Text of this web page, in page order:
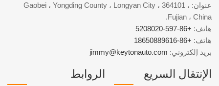
عنوان: Gaobei ، Yongding County ، Longyan City ، 364101 ،
Fujian ، China.
هاتف: +86-597-5208020
هاتف: +86-18650889616
بريد إلكتروني: jimmy@keytonauto.com
الإنتقال السريع الروابط